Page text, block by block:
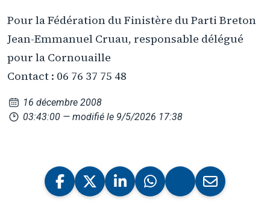
Pour la Fédération du Finistère du Parti Breton
Jean-Emmanuel Cruau, responsable délégué
pour la Cornouaille
Contact : 06 76 37 75 48
16 décembre 2008
03:43:00 — modifié le 9/5/2026 17:38